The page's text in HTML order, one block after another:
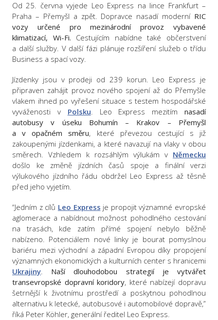
Od 25. června vyjede Leo Express na lince Frankfurt –
Praha – Přemyšl a zpět. Dopravce nasadí moderní RIC
vozy určené pro mezinárodní provoz vybavené
klimatizací, Wi-Fi. Cestujícím nabídne také občerstvení
a další služby. V další fázi plánuje rozšíření služeb o třídu
Business a spací vozy.
Jízdenky jsou v prodeji od 239 korun. Leo Express je
připraven zahájit provoz nového spojení až do Přemyšle
vlakem ihned po vyřešení situace s testem hospodářské
vyváženosti v Polsku. Leo Express mezitím nasadí
autobusy v úseku Bohumín – Krakov – Přemyšl
a v opačném směru, které převezou cestující s již
zakoupenými jízdenkami, a které navazují na vlaky v obou
směrech. Vzhledem k rozsáhlým výlukám v Německu
došlo ke změně jízdních časů spoje a finální verzi
výlukového jízdního řádu obdržel Leo Express až těsně
před jeho vyjetím.
“Jedním z cílů Leo Express je propojit významné evropské
aglomerace a nabídnout možnost pohodlného cestování
na trasách, kde zatím přímé spojení nebylo běžně
nabízeno. Potenciálem nové linky je bourat pomyslnou
bariéru mezi východní a západní Evropou díky propojení
významných ekonomických a kulturních center s hranicemi
Ukrajiny. Naší dlouhodobou strategií je vytvářet
transevropské dopravní koridory, které nabízejí dopravu
šetrnější k životnímu prostředí a poskytnou pohodlnou
alternativu k letecké, autobusové i automobilové dopravě,”
říká Peter Köhler, generální ředitel Leo Express.